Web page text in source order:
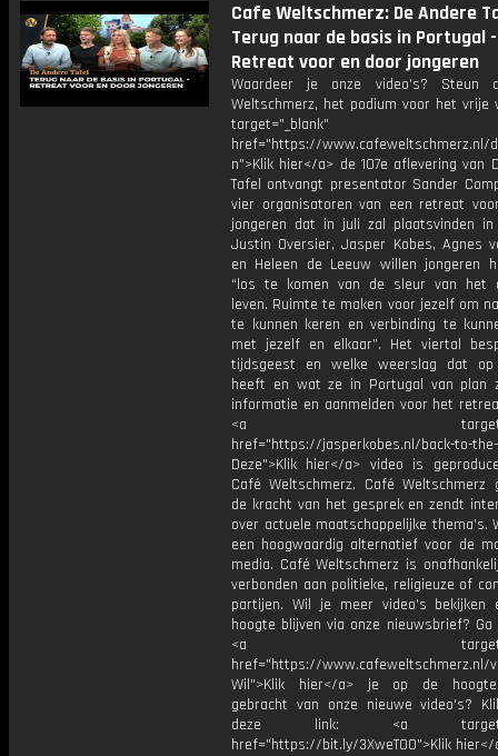
Cafe Weltschmerz: De Andere
Terug naar de basis in Portugal -
Retreat voor en door jongeren
Waardeer je onze video's? Steun
Weltschmerz, het podium voor het vrije
target="_blank"
href="https://www.cafeweltschmerz.nl/
n">Klik hier</a> de 107e aflevering van
Tafel ontvangt presentator Sander
vier organisatoren van een retreat
jongeren dat in juli zal plaatsvinden in
Justin Oversier, Jasper Kobes, Agnes
en Heleen de Leeuw willen jongeren
“los te komen van de sleur van het
leven. Ruimte te maken voor jezelf om
te kunnen keren en verbinding te
met jezelf en elkaar”. Het viertal
tijdsgeest en welke weerslag dat op
heeft en wat ze in Portugal van plan
informatie en aanmelden voor het
<a
href="https://jasperkobes.nl/back-to-
Deze">Klik hier</a> video is
Café Weltschmerz. Café Weltschmerz
de kracht van het gesprek en zendt
over actuele maatschappelijke thema's.
een hoogwaardig alternatief voor de
media. Café Weltschmerz is
verbonden aan politieke, religieuze of
partijen. Wil je meer video's bekijken
hoogte blijven via onze nieuwsbrief? Ga
<a
href="https://www.cafeweltschmerz.nl/
Wil">Klik hier</a> je op de
gebracht van onze nieuwe video's?
deze link: <a
href="https://bit.ly/3XweTO0">Klik hier</